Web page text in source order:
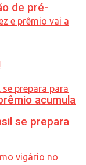
acumula
de pré-
se prepara